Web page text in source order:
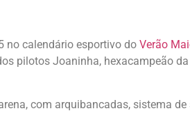
no calendário esportivo do Verão
pilotos Joaninha, hexacampeão
com arquibancadas, sistema de